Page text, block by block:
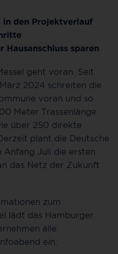
den Projektverlauf
sparen
geht voran. Seit
2024 schreiten die
voran und so
Meter Trassenlänge
über 250 direkte
plant die Deutsche
Anfang Juli die ersten
das Netz der Zukunft
zum
lädt das Hamburger
alle
ein: